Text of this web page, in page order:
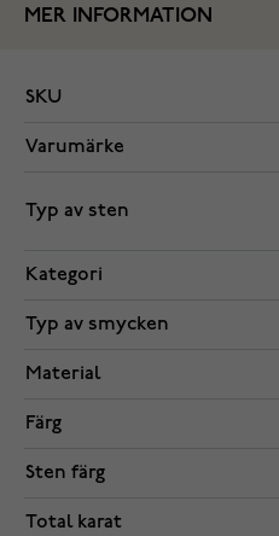
MER INFORMATION
SKU
Varumärke
Typ av sten
Kategori
Typ av smycken
Material
Färg
Sten färg
Total karat